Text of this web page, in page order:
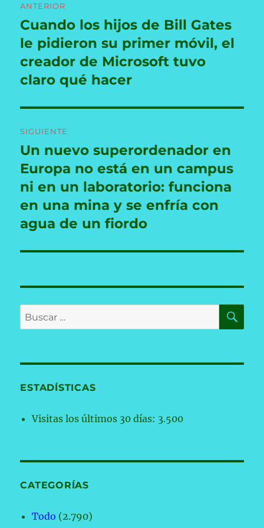
de
entradas
ANTERIOR
Entrada
anterior:
Cuando los hijos de Bill Gates
le pidieron su primer móvil, el
creador de Microsoft tuvo
claro qué hacer
SIGUIENTE
Entrada
siguiente:
Un nuevo superordenador en
Europa no está en un campus
ni en un laboratorio: funciona
en una mina y se enfría con
agua de un fiordo
Buscar
por:
ESTADÍSTICAS
Visitas los últimos 30 días: 3.500
CATEGORÍAS
Todo (2.790)